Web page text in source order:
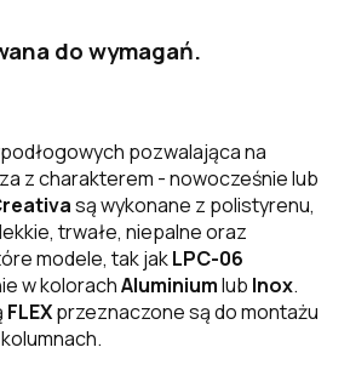
do wymagań.
pozwalająca na
z charakterem - nowocześnie lub
są wykonane z polistyrenu,
trwałe, niepalne oraz
modele, tak jakLPC-06
w kolorachAluminiumlub Inox.
FLEXprzeznaczone są do montażu